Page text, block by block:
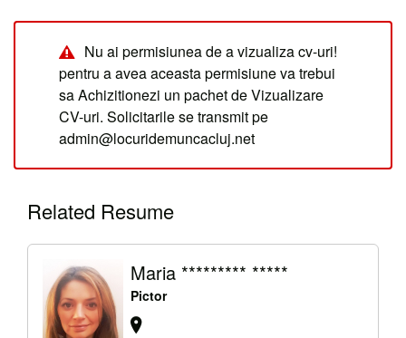
Nu ai permisiunea de a vizualiza cv-uri!
pentru a avea aceasta permisiune va trebui
sa Achizitionezi un pachet de Vizualizare
CV-uri. Solicitarile se transmit pe
admin@locuridemuncacluj.net
Related Resume
Maria ********* *****
Pictor